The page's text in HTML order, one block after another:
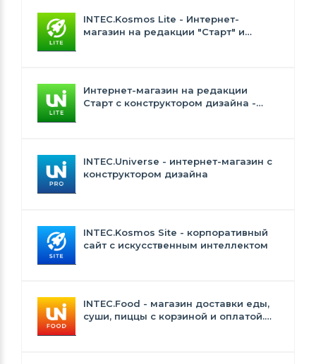
INTEC.Kosmos Lite - Интернет-
магазин на редакции "Старт" и
Интернет-магазин на редакции
Старт с конструктором дизайна -
INTEC.Universe - интернет-магазин с
конструктором дизайна
INTEC.Kosmos Site - корпоративный
сайт с искусственным интеллектом
INTEC.Food - магазин доставки еды,
суши, пиццы с корзиной и оплатой.